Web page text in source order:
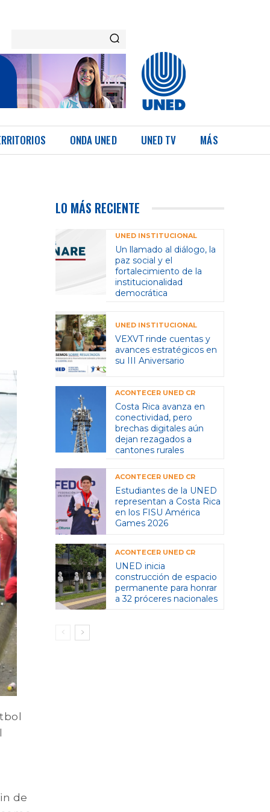
ONDA UNED UNED TV MÁS
de
LO MÁS RECIENTE
UNED INSTITUCIONAL
Un llamado al diálogo, la
paz social y el
fortalecimiento de la
institucionalidad
democrática
UNED INSTITUCIONAL
VEXVT rinde cuentas y
avances estratégicos en
su III Aniversario
ACONTECER UNED CR
Costa Rica avanza en
conectividad, pero
brechas digitales aún
dejan rezagados a
cantones rurales
ACONTECER UNED CR
Estudiantes de la UNED
representan a Costa Rica
en los FISU América
Games 2026
ACONTECER UNED CR
UNED inicia
construcción de espacio
permanente para honrar
a 32 próceres nacionales